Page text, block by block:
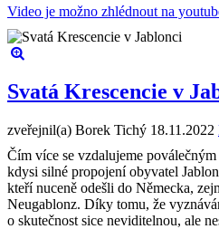
Video je možno zhlédnout na
Svatá Krescencie v
zveřejnil(a) Borek Tichý 18.11.2022
Čím více se vzdalujeme
kdysi silné propojení obyvatel
kteří nuceně odešli do Německa,
Neugablonz. Díky tomu, že
o skutečnost sice neviditelnou, ale